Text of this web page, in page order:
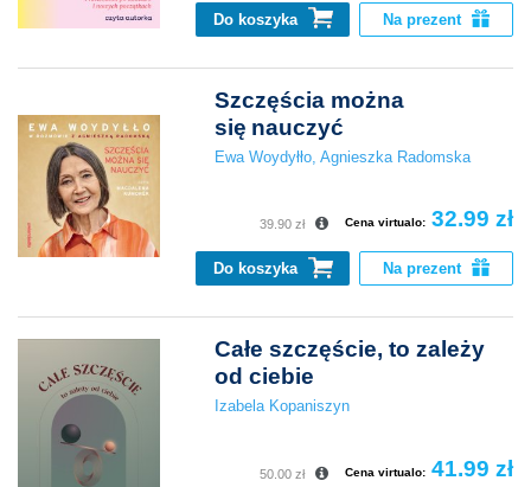
Do koszyka Na prezent
Szczęścia można
się nauczyć
Ewa Woydyłło ,Agnieszka Radomska
Cena virtualo: 32.99 zł
39.90 zł
Do koszyka Na prezent
Całe szczęście, to zależy
od ciebie
Izabela Kopaniszyn
Cena virtualo: 41.99 zł
50.00 zł